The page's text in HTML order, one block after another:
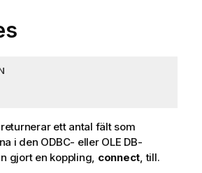
returnerar ett antal fält som
i den ODBC- eller OLE DB-
gjort en koppling, connect, till.